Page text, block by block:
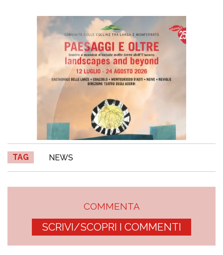
TAG NEWS
COMMENTA
SCRIVI/SCOPRI I COMMENTI